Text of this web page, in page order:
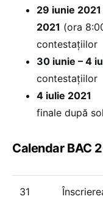
29 iunie 2021
2021 (ora
contestațiilor
30 iunie – 4
contestațiilor
4 iulie 2021
finale după
Calendar BAC
31